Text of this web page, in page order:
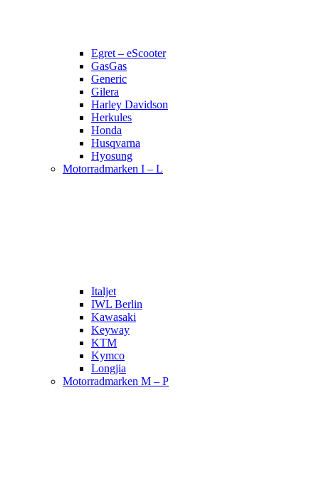
Egret – eScooter
GasGas
Generic
Gilera
Harley Davidson
Herkules
Honda
Husqvarna
Hyosung
Motorradmarken I – L
Italjet
IWL Berlin
Kawasaki
Keyway
KTM
Kymco
Longjia
Motorradmarken M – P